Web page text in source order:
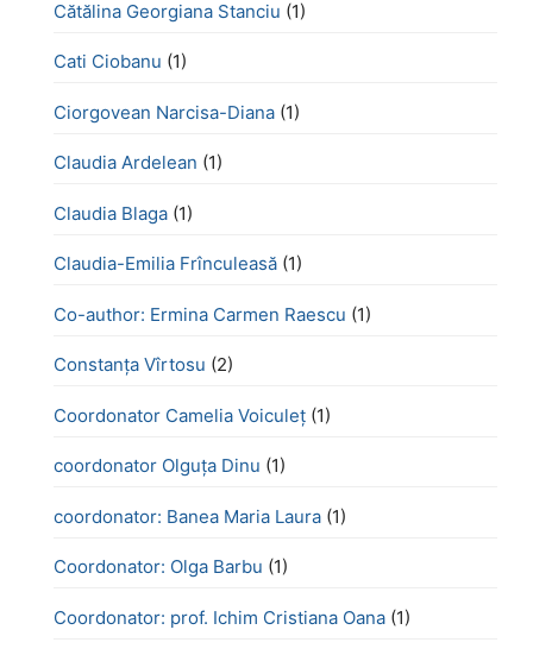
Cătălina Georgiana Stanciu (1)
Cati Ciobanu (1)
Ciorgovean Narcisa-Diana (1)
Claudia Ardelean (1)
Claudia Blaga (1)
Claudia-Emilia Frînculeasă (1)
Co-author: Ermina Carmen Raescu (1)
Constanța Vîrtosu (2)
Coordonator Camelia Voiculeț (1)
coordonator Olguța Dinu (1)
coordonator: Banea Maria Laura (1)
Coordonator: Olga Barbu (1)
Coordonator: prof. Ichim Cristiana Oana (1)